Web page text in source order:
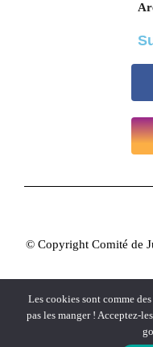
© Copyright Comité de
Les cookies sont comme
pas les manger ! Acceptez-